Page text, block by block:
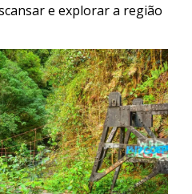
e explorar a região